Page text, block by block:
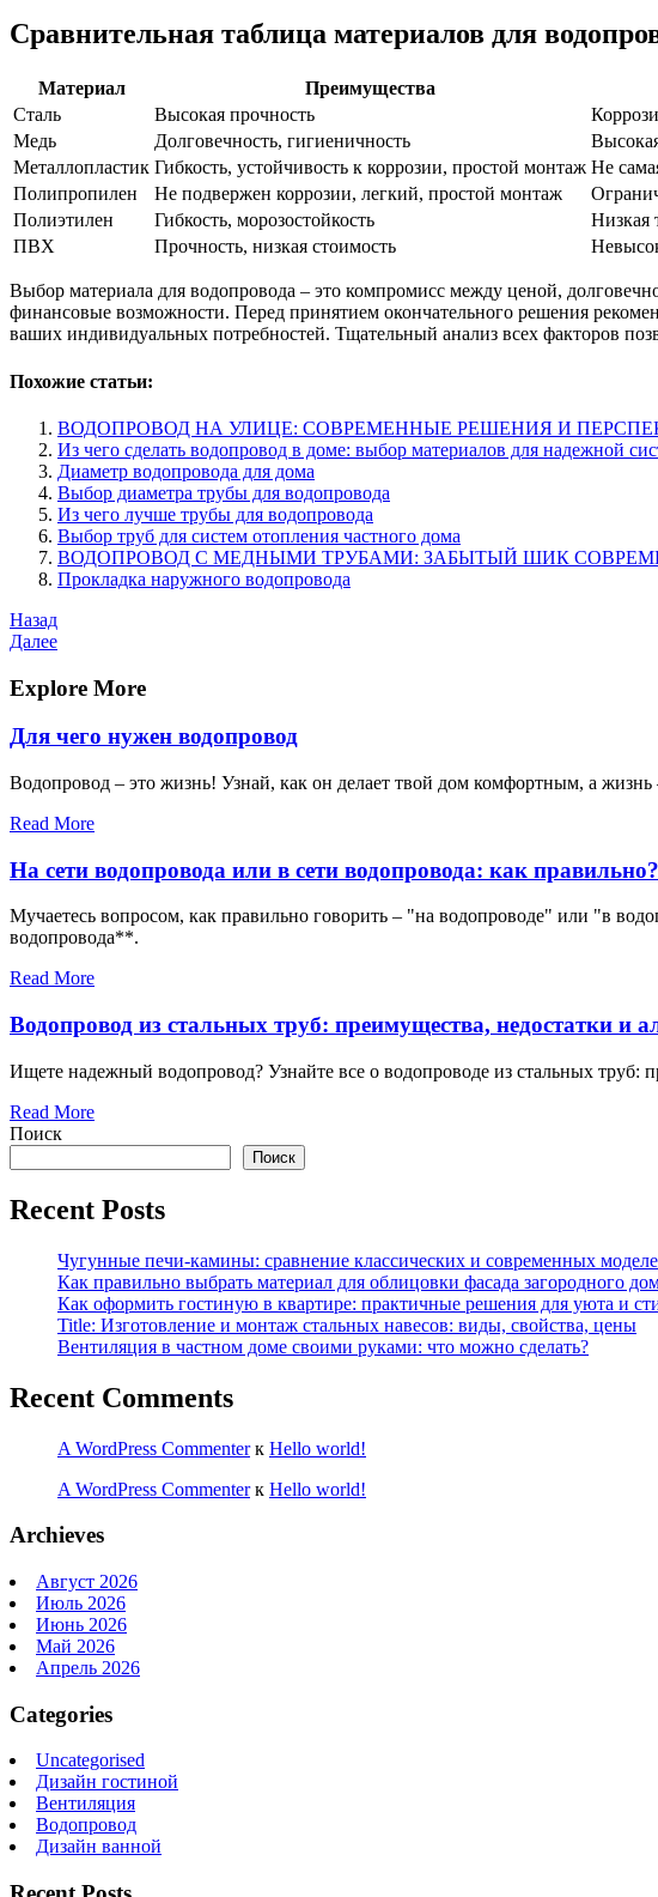
Сравнительная таблица материалов для
Материал Преимущества
Сталь
Высокая прочность
Медь
Долговечность, гигиеничность
Металлопластик Гибкость, устойчивость к коррозии, простой монтаж Не
Полипропилен
Не подвержен коррозии, легкий, простой монтаж
Полиэтилен
Гибкость, морозостойкость Низкая
ПВХ
Прочность, низкая стоимость
Выбор материала для водопровода – это компромисс между ценой,
финансовые возможности. Перед принятием окончательного решения
ваших индивидуальных потребностей. Тщательный анализ всех факторов
Похожие статьи:
ВОДОПРОВОД НА УЛИЦЕ: СОВРЕМЕННЫЕ РЕШЕНИЯ И
Из чего сделать водопровод в доме: выбор материалов для надежной
Диаметр водопровода для дома
Выбор диаметра трубы для водопровода
Из чего лучше трубы для водопровода
Выбор труб для систем отопления частного дома
ВОДОПРОВОД С МЕДНЫМИ ТРУБАМИ: ЗАБЫТЫЙ ШИК
Прокладка наружного водопровода
Навигация
по
записям
Предыдущая
запись
Назад
Следующая
Далее
Explore More
Для чего нужен водопровод
Водопровод – это жизнь! Узнай, как он делает твой дом комфортным, а
Read More
На сети водопровода или в сети водопровода: как правильно?
Мучаетесь вопросом, как правильно говорить – "на водопроводе" или "в
водопровода**.
Read More
Водопровод из стальных труб: преимущества, недостатки и
Ищете надежный водопровод? Узнайте все о водопроводе из стальных труб:
Read More
Поиск
Поиск
Recent Posts
Чугунные печи-камины: сравнение классических и современных
Как правильно выбрать материал для облицовки фасада загородного
Как оформить гостиную в квартире: практичные решения для уюта и
Title: Изготовление и монтаж стальных навесов: виды, свойства, цены
Вентиляция в частном доме своими руками: что можно сделать?
Recent Comments
A WordPress Commenterк Hello world!
A WordPress Commenterк Hello world!
Archieves
Август 2026
Июль 2026
Июнь 2026
Май 2026
Апрель 2026
Categories
Uncategorised
Дизайн гостиной
Вентиляция
Водопровод
Дизайн ванной